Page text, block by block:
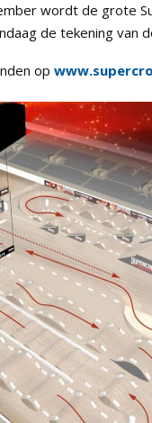
wordt de grote
de tekening van
op